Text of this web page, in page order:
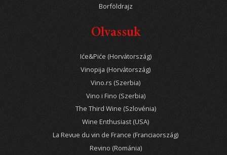
Borföldrajz
Olvassuk
Iće&Piće (Horvátország)
Vinopija (Horvátország)
Vino.rs (Szerbia)
Vino i Fino (Szerbia)
The Third Wine (Szlovénia)
Wine Enthusiast (USA)
La Revue du vin de France (Franciaország)
Revino (Románia)